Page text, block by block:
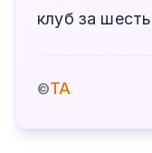
клуб за
©TA